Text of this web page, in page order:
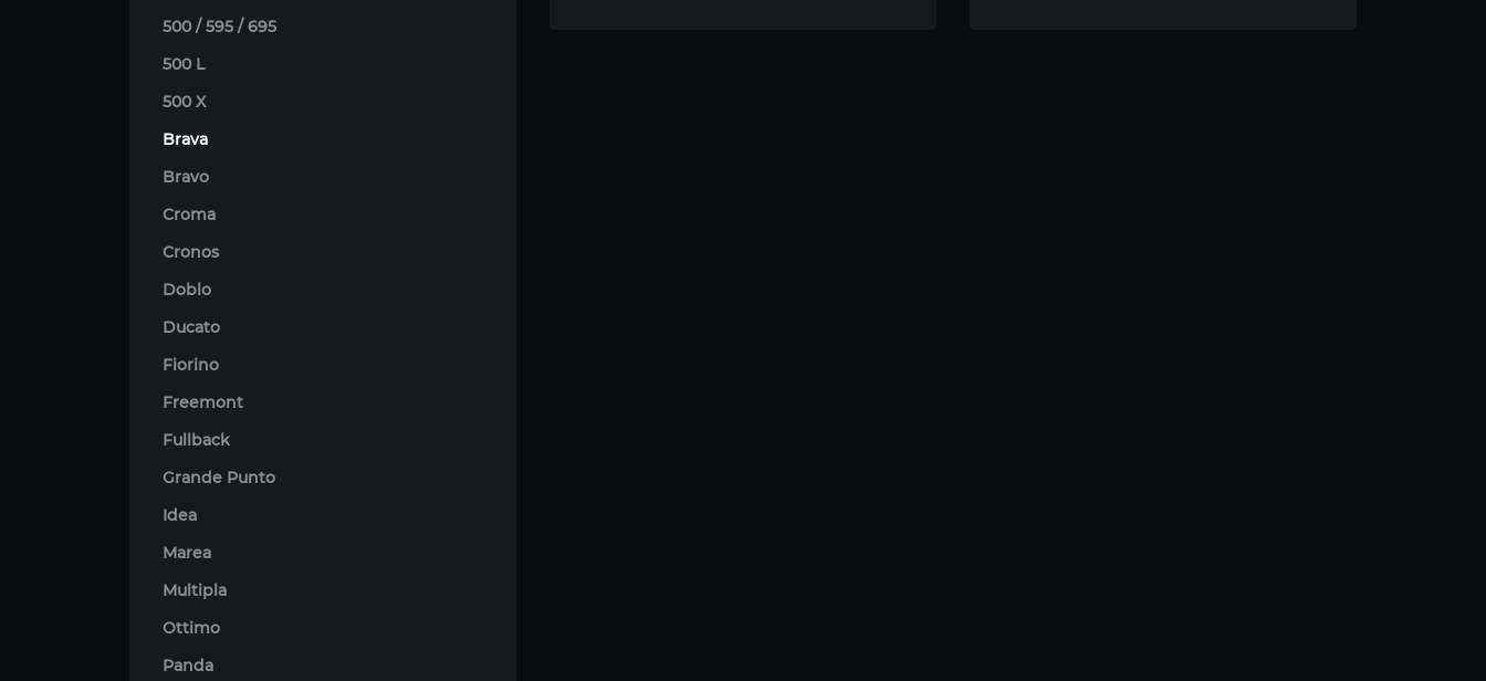
500 / 595 / 695
500 L
500 X
Brava
Bravo
Croma
Cronos
Doblo
Ducato
Fiorino
Freemont
Fullback
Grande Punto
Idea
Marea
Multipla
Ottimo
Panda